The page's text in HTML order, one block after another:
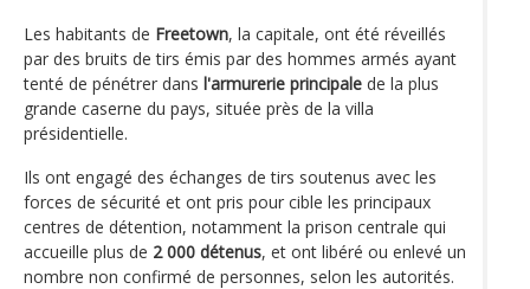
Les habitants de Freetown, la capitale, ont été réveillés
par des bruits de tirs émis par des hommes armés ayant
tenté de pénétrer dans l'armurerie principale de la plus
grande caserne du pays, située près de la villa
présidentielle.
Ils ont engagé des échanges de tirs soutenus avec les
forces de sécurité et ont pris pour cible les principaux
centres de détention, notamment la prison centrale qui
accueille plus de 2 000 détenus, et ont libéré ou enlevé un
nombre non confirmé de personnes, selon les autorités.